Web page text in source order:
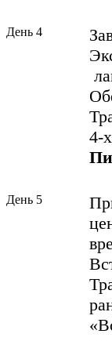
День 4
4-
День 5